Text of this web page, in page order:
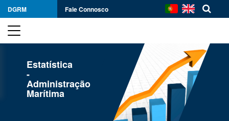
DGRM Fale Connosco
Estatística
-
Administração
Marítima